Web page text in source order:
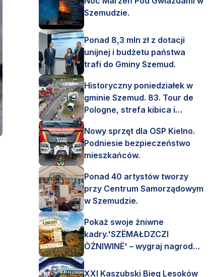
Szemudzie.
Ponad 8,3 mln zł z dotacji
unijnej i budżetu państwa
trafi do Gminy Szemud.
Historyczny poniedziałek w
gminie Szemud. 83. Tour de
Pologne, strefa kibica i
Nowy sprzęt dla OSP Kielno.
Podniesie bezpieczeństwo
mieszkańców.
Ponad 40 artystów tworzy
przy Centrum Samorządowym
w Szemudzie.
Pokaż swoje żniwne
kadry.'SZËMAŁDZCZI
ÒŻNIWINË' – wygraj nagrody
XXI Kaszubski Bieg Lesoków